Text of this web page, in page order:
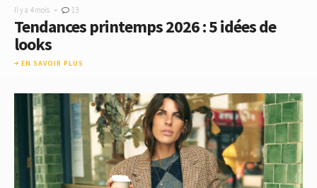
Il y a 4 mois - 13
Tendances printemps 2026 : 5 idées de
looks
EN SAVOIR PLUS